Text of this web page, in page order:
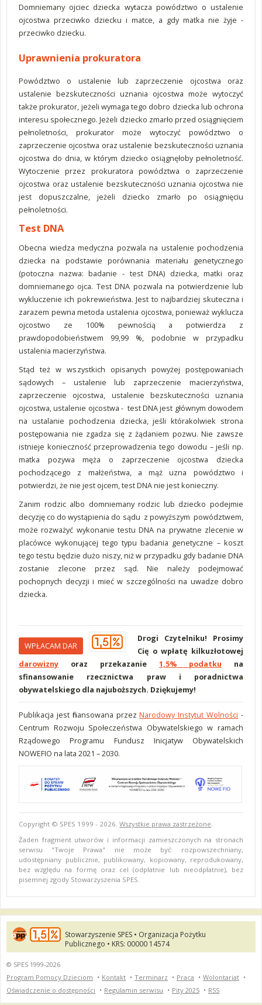
Domniemany ojciec dziecka wytacza powództwo o ustalenie
ojcostwa przeciwko dziecku i matce, a gdy matka nie żyje -
przeciwko dziecku.
Uprawnienia prokuratora
Powództwo o ustalenie lub zaprzeczenie ojcostwa oraz
ustalenie bezskuteczności uznania ojcostwa może wytoczyć
także prokurator, jeżeli wymaga tego dobro dziecka lub ochrona
interesu społecznego. Jeżeli dziecko zmarło przed osiągnięciem
pełnoletności, prokurator może wytoczyć powództwo o
zaprzeczenie ojcostwa oraz ustalenie bezskuteczności uznania
ojcostwa do dnia, w którym dziecko osiągnęłoby pełnoletność.
Wytoczenie przez prokuratora powództwa o zaprzeczenie
ojcostwa oraz ustalenie bezskuteczności uznania ojcostwa nie
jest dopuszczalne, jeżeli dziecko zmarło po osiągnięciu
pełnoletności.
Test DNA
Obecna wiedza medyczna pozwala na ustalenie pochodzenia
dziecka na podstawie porównania materiału genetycznego
(potoczna nazwa: badanie - test DNA) dziecka, matki oraz
domniemanego ojca. Test DNA pozwala na potwierdzenie lub
wykluczenie ich pokrewieństwa. Jest to najbardziej skuteczna i
zarazem pewna metoda ustalenia ojcostwa, ponieważ wyklucza
ojcostwo ze 100% pewnością a potwierdza z
prawdopodobieństwem 99,99 %, podobnie w przypadku
ustalenia macierzyństwa.
Stąd też w wszystkich opisanych powyżej postępowaniach
sądowych – ustalenie lub zaprzeczenie macierzyństwa,
zaprzeczenie ojcostwa, ustalenie bezskuteczności uznania
ojcostwa, ustalenie ojcostwa - test DNA jest głównym dowodem
na ustalanie pochodzenia dziecka, jeśli którakolwiek strona
postępowania nie zgadza się z żądaniem pozwu. Nie zawsze
istnieje konieczność przeprowadzenia tego dowodu – jeśli np.
matka pozywa męża o zaprzeczenie ojcostwa dziecka
pochodzącego z małżeństwa, a mąż uzna powództwo i
potwierdzi, że nie jest ojcem, test DNA nie jest konieczny.
Zanim rodzic albo domniemany rodzic lub dziecko podejmie
decyzję co do wystąpienia do sądu z powyższym powództwem,
może rozważyć wykonanie testu DNA na prywatne zlecenie w
placówce wykonującej tego typu badania genetyczne – koszt
tego testu będzie dużo niszy, niż w przypadku gdy badanie DNA
zostanie zlecone przez sąd. Nie należy podejmować
pochopnych decyzji i mieć w szczególności na uwadze dobro
dziecka.
WPŁACAM DAR
Drogi Czytelniku! Prosimy
Cię o wpłatę kilkuzłotowej
darowizny oraz przekazanie 1,5% podatku na
sfinansowanie rzecznictwa praw i poradnictwa
obywatelskiego dla najuboższych. Dziękujemy!
Publikacja jest finansowana przezNarodowy Instytut Wolności -
Centrum Rozwoju Społeczeństwa Obywatelskiego w ramach
Rządowego Programu Fundusz Inicjatyw Obywatelskich
NOWEFIO na lata 2021 – 2030.
Copyright © SPES 1999 - 2026. Wszystkie prawa zastrzeżone.
Żaden fragment utworów i informacji zamieszczonych na stronach
serwisu "Twoje Prawa" nie może być: rozpowszechniany,
udostępniany publicznie, publikowany, kopiowany, reprodukowany,
bez względu na formę oraz cel (odpłatnie lub nieodpłatnie), bez
pisemnej zgody Stowarzyszenia SPES.
Stowarzyszenie SPES • Organizacja Pożytku
Publicznego • KRS: 00000 14574
© SPES 1999-2026
Program Pomocy Dzieciom • Kontakt • Terminarz • Praca • Wolontariat •
Oświadczenie o dostępności • Regulamin serwisu • Pity 2025 • RSS